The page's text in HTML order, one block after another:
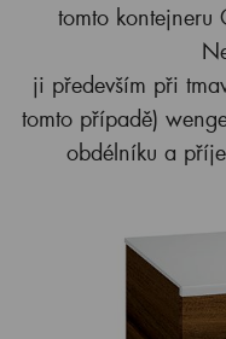
tomto kontejneru
ji především při
tomto případě)
obdélníku a